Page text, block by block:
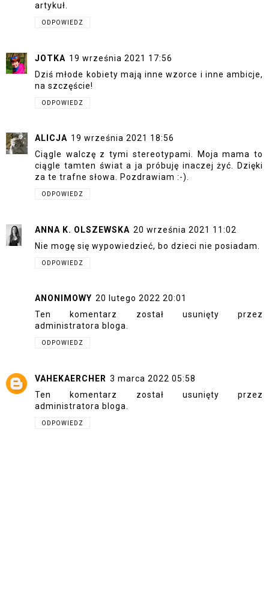
artykuł.
ODPOWIEDZ
JOTKA 19 września 2021 17:56
Dziś młode kobiety mają inne wzorce i inne ambicje,
na szczęście!
ODPOWIEDZ
ALICJA 19 września 2021 18:56
Ciągle walczę z tymi stereotypami. Moja mama to
ciągle tamten świat a ja próbuję inaczej żyć. Dzięki
za te trafne słowa. Pozdrawiam :-).
ODPOWIEDZ
ANNA K. OLSZEWSKA 20 września 2021 11:02
Nie mogę się wypowiedzieć, bo dzieci nie posiadam.
ODPOWIEDZ
ANONIMOWY 20 lutego 2022 20:01
Ten komentarz został usunięty przez
administratora bloga.
ODPOWIEDZ
VAHEKAERCHER 3 marca 2022 05:58
Ten komentarz został usunięty przez
administratora bloga.
ODPOWIEDZ